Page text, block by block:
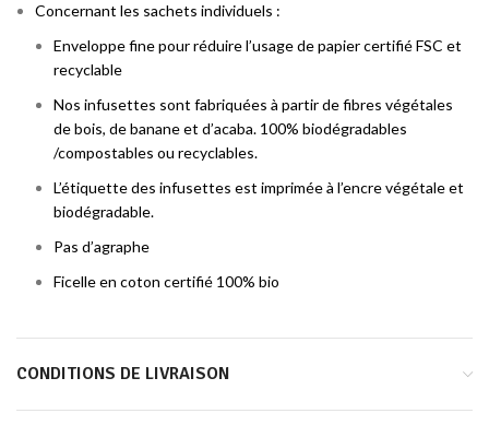
Concernant les sachets individuels :
Enveloppe fine pour réduire l’usage de papier certifié FSC et
recyclable
Nos infusettes sont fabriquées à partir de fibres végétales
de bois, de banane et d’acaba. 100% biodégradables
/compostables ou recyclables.
L’étiquette des infusettes est imprimée à l’encre végétale et
biodégradable.
Pas d’agraphe
Ficelle en coton certifié 100% bio
CONDITIONS DE LIVRAISON